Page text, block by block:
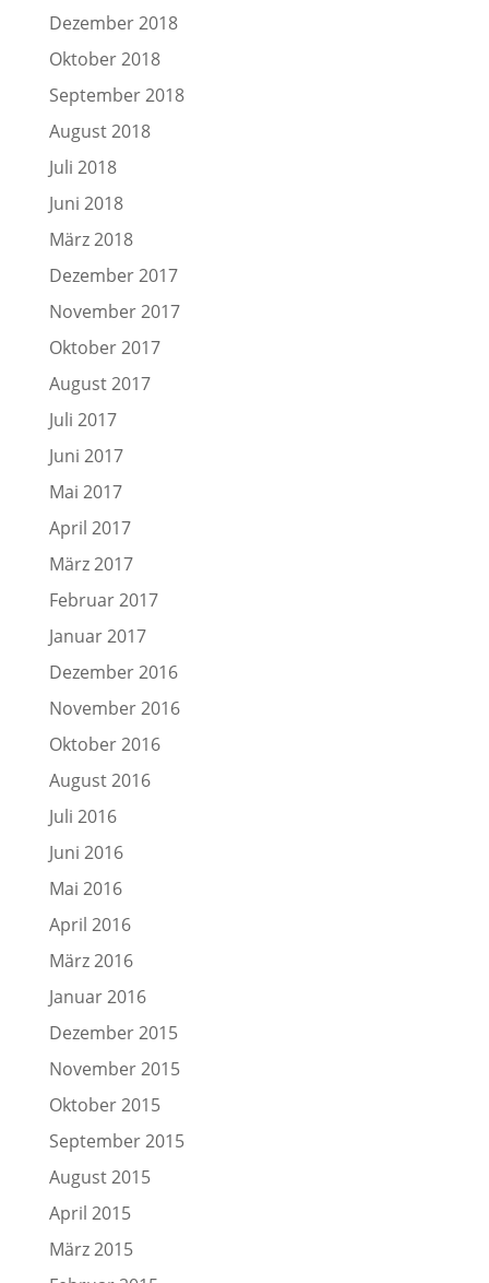
Dezember 2018
Oktober 2018
September 2018
August 2018
Juli 2018
Juni 2018
März 2018
Dezember 2017
November 2017
Oktober 2017
August 2017
Juli 2017
Juni 2017
Mai 2017
April 2017
März 2017
Februar 2017
Januar 2017
Dezember 2016
November 2016
Oktober 2016
August 2016
Juli 2016
Juni 2016
Mai 2016
April 2016
März 2016
Januar 2016
Dezember 2015
November 2015
Oktober 2015
September 2015
August 2015
April 2015
März 2015